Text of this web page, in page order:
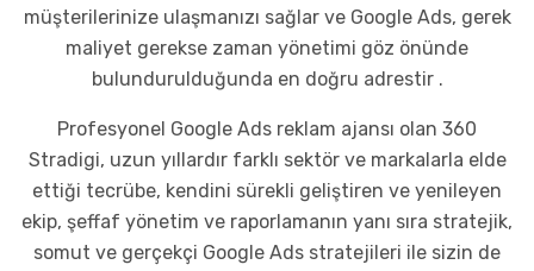
müşterilerinize ulaşmanızı sağlar ve Google Ads, gerek
maliyet gerekse zaman yönetimi göz önünde
bulundurulduğunda en doğru adrestir .
Profesyonel Google Ads reklam ajansı olan 360
Stradigi, uzun yıllardır farklı sektör ve markalarla elde
ettiği tecrübe, kendini sürekli geliştiren ve yenileyen
ekip, şeffaf yönetim ve raporlamanın yanı sıra stratejik,
somut ve gerçekçi Google Ads stratejileri ile sizin de